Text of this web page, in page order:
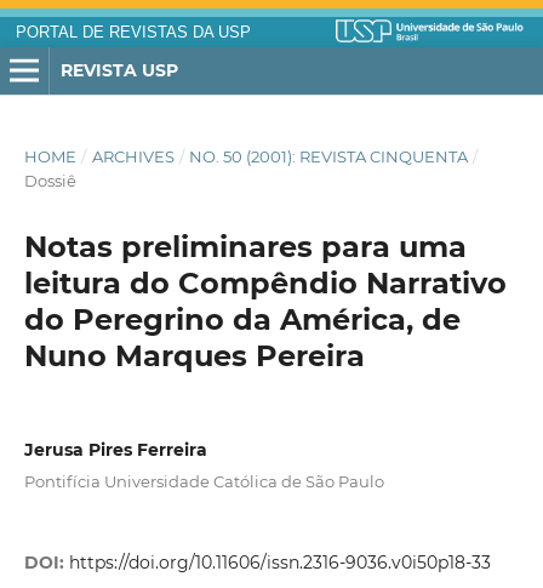
PORTAL DE REVISTAS DA USP
REVISTA USP
HOME / ARCHIVES / NO. 50 (2001): REVISTA CINQUENTA /
Dossiê
Notas preliminares para uma
leitura do Compêndio Narrativo
do Peregrino da América, de
Nuno Marques Pereira
Jerusa Pires Ferreira
Pontifícia Universidade Católica de São Paulo
DOI: https://doi.org/10.11606/issn.2316-9036.v0i50p18-33